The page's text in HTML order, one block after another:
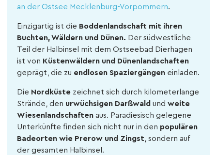
an der Ostsee Mecklenburg-Vorpommern.
Einzigartig ist die Boddenlandschaft mit ihren
Buchten, Wäldern und Dünen. Der südwestliche
Teil der Halbinsel mit dem Ostseebad Dierhagen
ist von Küstenwäldern und Dünenlandschaften
geprägt, die zu endlosen Spaziergängen einladen.
Die Nordküste zeichnet sich durch kilometerlange
Strände, den urwüchsigen Darßwald und weite
Wiesenlandschaften aus. Paradiesisch gelegene
Unterkünfte finden sich nicht nur in den populären
Badeorten wie Prerow und Zingst , sondern auf
der gesamten Halbinsel.